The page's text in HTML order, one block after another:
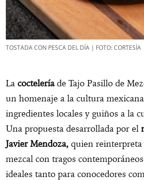
TOSTADA CON PESCA DEL DÍA | FOTO: CORTESÍA
La cocteleríade Tajo Pasillo de
un homenaje a la cultura
ingredientes locales y guiños a la
Una propuesta desarrollada por el
Javier Mendoza, quien
mezcal con tragos
ideales tanto para conocedores